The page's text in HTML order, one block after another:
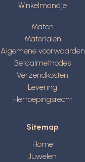
Winkelmandje
Maten
Materialen
Algemene voorwaarden
Betaalmethodes
Verzendkosten
Levering
Herroepingsrecht
Sitemap
Home
Juwelen